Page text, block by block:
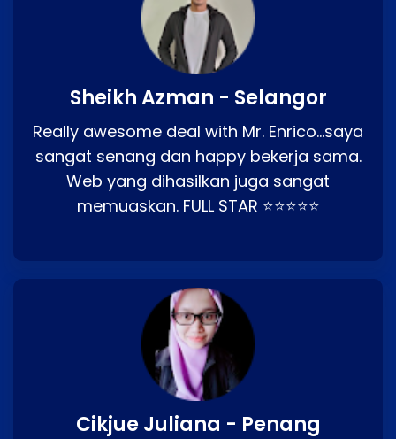
Sheikh Azman - Selangor
Really awesome deal with Mr. Enrico…saya
sangat senang dan happy bekerja sama.
Web yang dihasilkan juga sangat
memuaskan. FULL STAR ⭐⭐⭐⭐⭐
Cikjue Juliana - Penang